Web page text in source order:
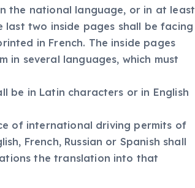
the national language, or in at least
two inside pages shall be facing
in French. The inside pages
in several languages, which must
be in Latin characters or in English
of international driving permits of
French, Russian or Spanish shall
the translation into that